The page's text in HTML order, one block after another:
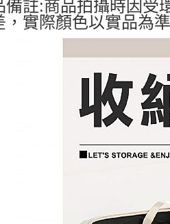
備註:商品拍攝時因受
，實際顏色以實品為